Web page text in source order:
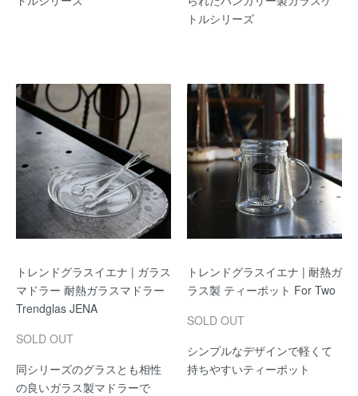
トルシリーズ
トレンドグラスイエナ | ガラス
マドラー 耐熱ガラスマドラー
Trendglas JENA
SOLD OUT
同シリーズのグラスとも相性
の良いガラス製マドラーで
トレンドグラスイエナ | 耐熱ガ
ラス製 ティーポット For Two
SOLD OUT
シンプルなデザインで軽くて
持ちやすいティーポット